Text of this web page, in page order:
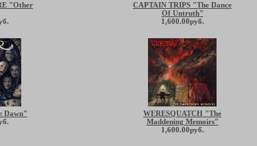
"Other
CAPTAIN TRIPS "The Dance
Of Untruth"
1,600.00руб.
Dawn"
WERESQUATCH "The
Maddening Memoirs"
1,600.00руб.